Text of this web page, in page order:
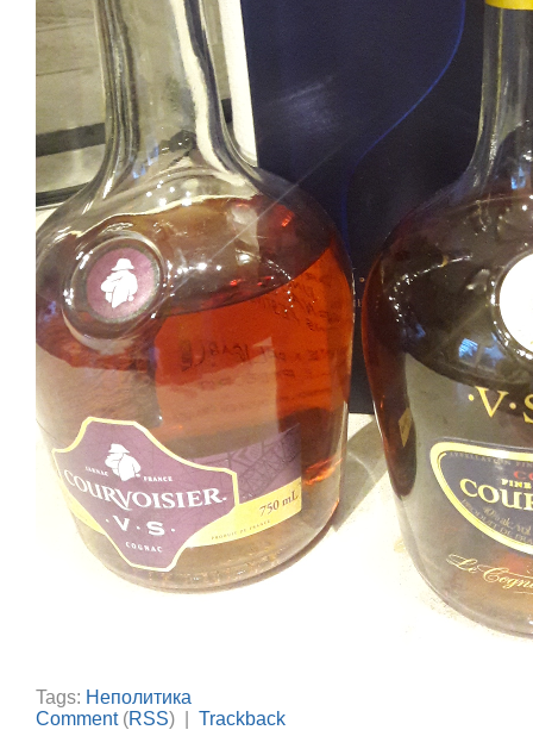
Tags: Неполитика
Comment(RSS) | Trackback